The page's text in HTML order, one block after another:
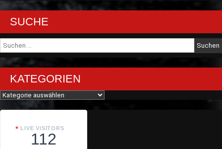
SUCHE
Suche
nach:
KATEGORIEN
Kategorien
LIVE VISITORS
112